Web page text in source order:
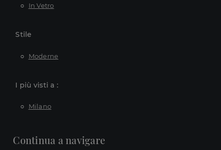
In Vetro
Stile
Moderne
I più visti a :
Milano
Continua a navigare